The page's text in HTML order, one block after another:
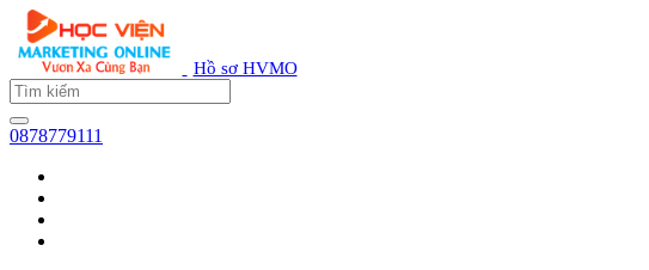
Hồ sơ HVMO
0878779111